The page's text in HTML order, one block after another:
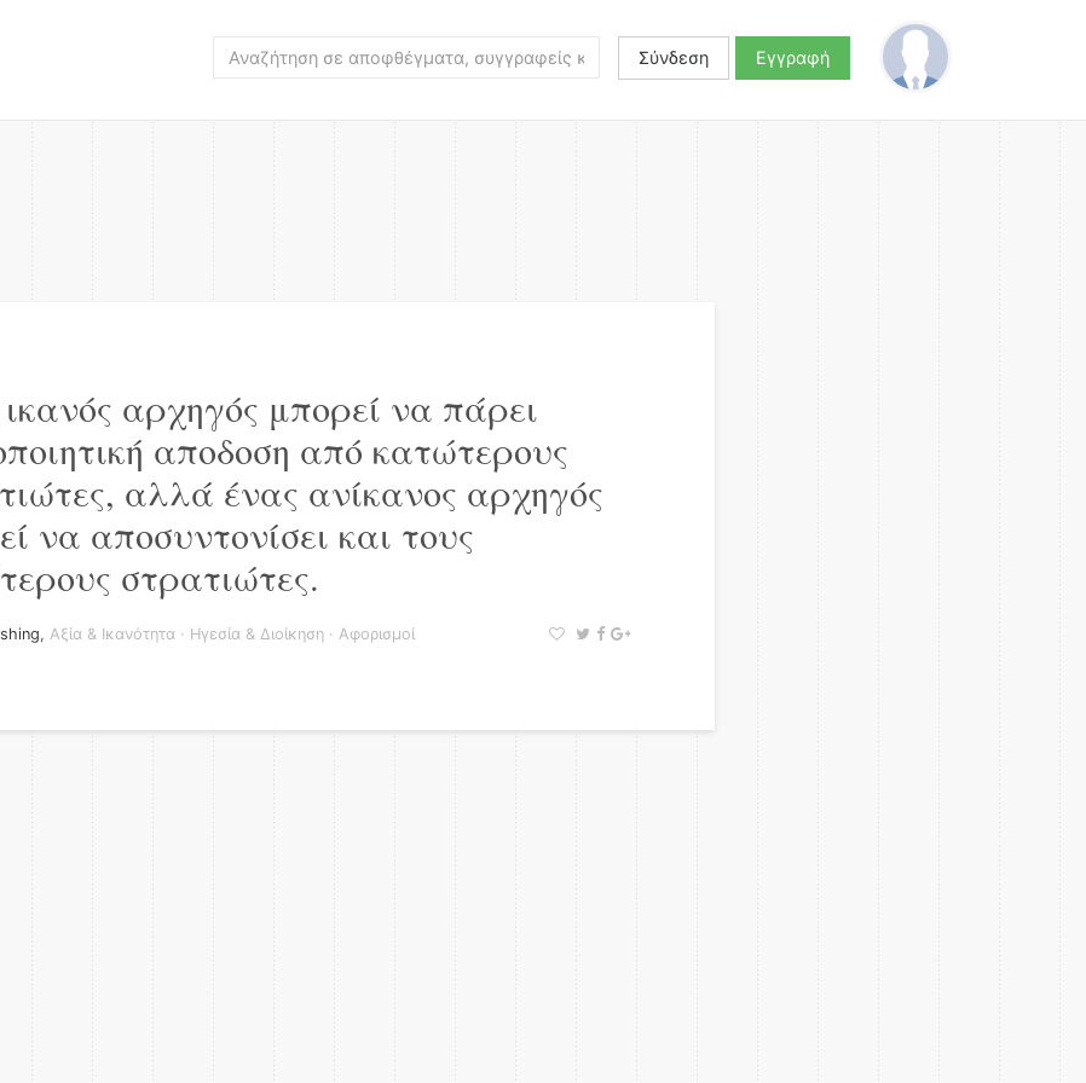
Σύνδεση Εγγραφή
αρχηγός μπορεί να πάρει
αποδοση από κατώτερους
αλλά ένας ανίκανος αρχηγός
να αποσυντονίσει και τους
στρατιώτες.
, Αξία & Ικανότητα · Ηγεσία & Διοίκηση · Αφορισμοί